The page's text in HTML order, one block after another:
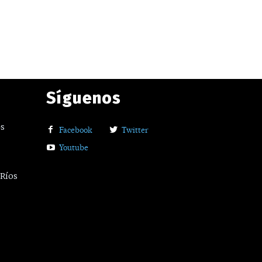
Síguenos
Facebook
Twitter
Youtube